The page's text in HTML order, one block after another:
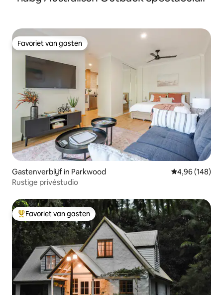
Favoriet van gasten
Favoriet van gasten
Gastenverblijf in Parkwood Gemiddelde
4,96 (148)
Rustige privéstudio
Topfavoriet van gasten
Favoriet van gasten